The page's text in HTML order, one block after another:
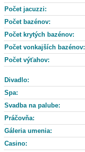
Počet jacuzzi:
Počet bazénov:
Počet krytých bazénov:
Počet vonkajších bazénov:
Počet výťahov:
Divadlo:
Spa:
Svadba na palube:
Práčovňa:
Gáleria umenia:
Casino: